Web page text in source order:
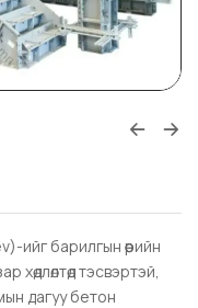
ийг барилгын өөрийн
тэсвэртэй,
дагуу бетон